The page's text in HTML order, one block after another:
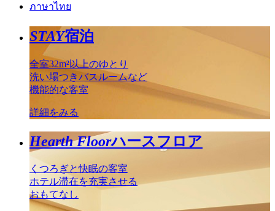
ภาษาไทย
STAY宿泊
全室32m²以上のゆとり
洗い場つきバスルームなど
機能的な客室
詳細をみる
Hearth Floorハースフロア
くつろぎと快眠の客室
ホテル滞在を充実させる
おもてなし